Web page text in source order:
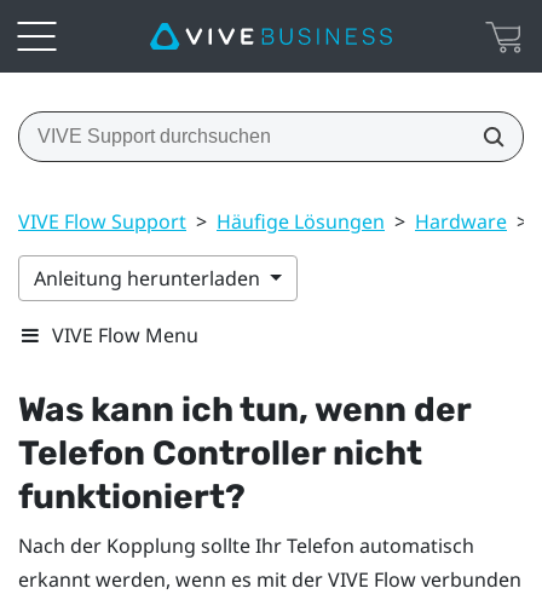
VIVE Flow Support > Häufige Lösungen > Hardware >
Anleitung herunterladen
VIVE Flow Menu
Was kann ich tun, wenn der
Telefon Controller nicht
funktioniert?
Nach der Kopplung sollte Ihr Telefon automatisch
erkannt werden, wenn es mit derVIVE Flowverbunden